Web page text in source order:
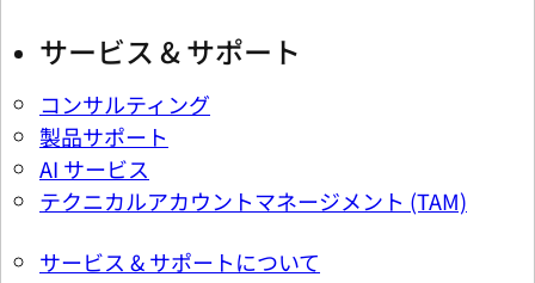
サービス & サポート
コンサルティング
製品サポート
AI サービス
テクニカルアカウントマネージメント (TAM)
サービス & サポートについて